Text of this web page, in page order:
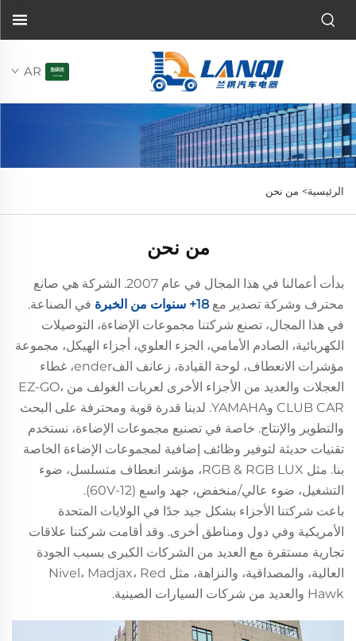
AR
الرئيسية> من نحن
من نحن
بدأت أعمالنا في هذا المجال في عام 2007. الشركة هي صانع
محترف وشركة تصدير مع 18+ سنوات من الخبرة
في الصناعة.
في هذا المجال، تصنع شركتنا مجموعات الإضاءة، التوصيلات
الكهربائية، الصادم الأمامي، الجزء العلوي، أجزاء الهيكل، مجموعة
مؤشرات الانعطاف، لوحة القيادة، زعانف الفender، غطاء
العجلات والعديد من الأجزاء الأخرى لعربات الغولف من EZ-GO،
CLUB CAR وYAMAHA. لدينا قدرة قوية ومحترفة على البحث
والتطوير والإنتاج. خاصة في تصنيع مجموعات الإضاءة، نستخدم
تقنيات حديثة لتوفير وظائف إضافية لمجموعات الإضاءة الخاصة
بنا. مثل RGB & RGB LUX، مؤشر انعطاف متسلسل، ضوء
التشغيل، ضوء عالي/منخفض، جهد واسع (12-60V).
باعت شركتنا الأجزاء بشكل جيد جدًا في الولايات المتحدة
الأمريكية وفي دول ومناطق أخرى. وقد أقامت شركتنا علاقات
تجارية مستقرة مع العديد من الشركات الكبرى بسبب الجودة
العالية، والمصداقية، والنزاهة، مثل Nivel، Madjax، Red
Hawk والعديد من شركات السيارات الصينية.